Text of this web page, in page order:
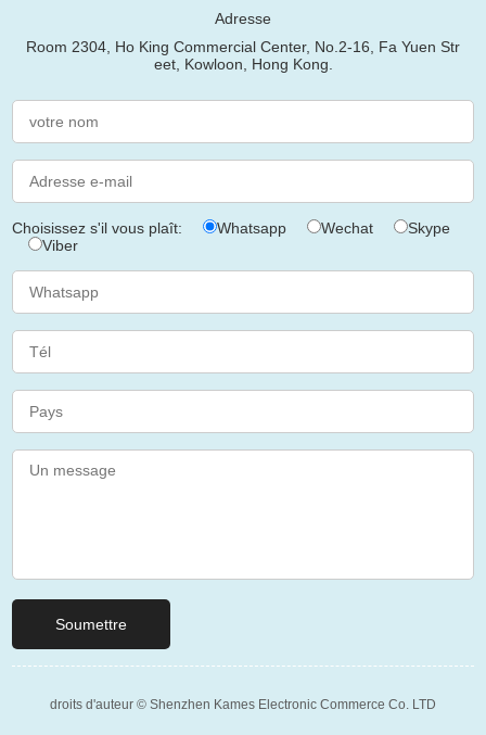
Adresse
Room 2304, Ho King Commercial Center, No.2-16, Fa Yuen Str
eet, Kowloon, Hong Kong.
Choisissez s'il vous plaît: Whatsapp Wechat
Skype
Viber
droits d'auteur © Shenzhen Kames Electronic Commerce Co. LTD